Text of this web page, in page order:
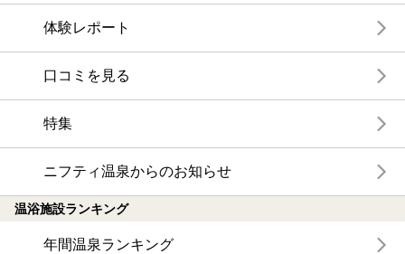
体験レポート
口コミを見る
特集
ニフティ温泉からのお知らせ
温浴施設ランキング
年間温泉ランキング